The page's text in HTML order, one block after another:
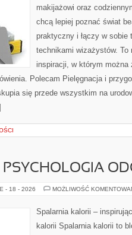
makijażowi oraz
chcą lepiej poznać świat
praktyczny i łączy w sobie
technikami wizażystów. To
inspiracji, w którym można
Polecam Pielęgnacja i
się przede wszystkim na
PSYCHOLOGIA
- 18 - 2026 MOŻLIWOŚĆ
Spalarnia kalorii –
kalorii Spalarnia kalorii to